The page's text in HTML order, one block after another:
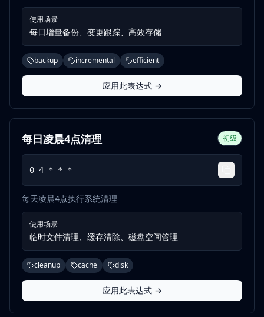
使用场景
每日增量备份、变更跟踪、高效存储
backup incremental efficient
应用此表达式 →
每日凌晨4点清理 初级
0 4 * * *
每天凌晨4点执行系统清理
使用场景
临时文件清理、缓存清除、磁盘空间管理
cleanup cache disk
应用此表达式 →